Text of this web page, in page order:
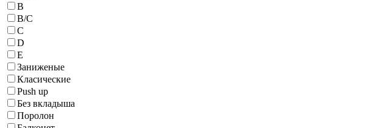
B
B/С
C
D
E
Заниженые
Класические
Push up
Без вкладыша
Поролон